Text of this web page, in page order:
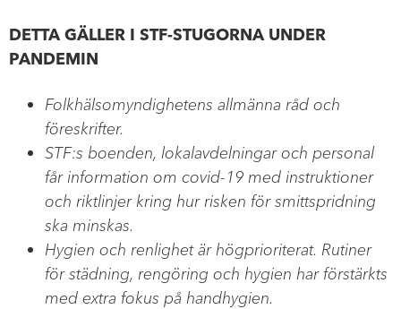
DETTA GÄLLER I STF-STUGORNA UNDER
PANDEMIN
Folkhälsomyndighetens allmänna råd och
föreskrifter.
STF:s boenden, lokalavdelningar och personal
får information om covid-19 med instruktioner
och riktlinjer kring hur risken för smittspridning
ska minskas.
Hygien och renlighet är högprioriterat. Rutiner
för städning, rengöring och hygien har förstärkts
med extra fokus på handhygien.